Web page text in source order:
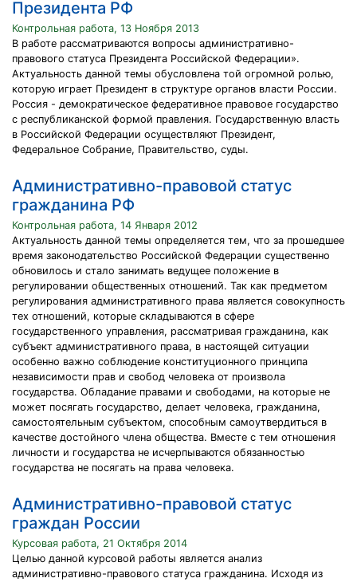
Президента РФ
Контрольная работа, 13 Ноября 2013
В работе рассматриваются вопросы административно-
правового статуса Президента Российской Федерации».
Актуальность данной темы обусловлена той огромной ролью,
которую играет Президент в структуре органов власти России.
Россия - демократическое федеративное правовое государство
с республиканской формой правления. Государственную власть
в Российской Федерации осуществляют Президент,
Федеральное Собрание, Правительство, суды.
Административно-правовой статус
гражданина РФ
Контрольная работа, 14 Января 2012
Актуальность данной темы определяется тем, что за прошедшее
время законодательство Российской Федерации существенно
обновилось и стало занимать ведущее положение в
регулировании общественных отношений. Так как предметом
регулирования административного права является совокупность
тех отношений, которые складываются в сфере
государственного управления, рассматривая гражданина, как
субъект административного права, в настоящей ситуации
особенно важно соблюдение конституционного принципа
независимости прав и свобод человека от произвола
государства. Обладание правами и свободами, на которые не
может посягать государство, делает человека, гражданина,
самостоятельным субъектом, способным самоутвердиться в
качестве достойного члена общества. Вместе с тем отношения
личности и государства не исчерпываются обязанностью
государства не посягать на права человека.
Административно-правовой статус
граждан России
Курсовая работа, 21 Октября 2014
Целью данной курсовой работы является анализ
административно-правового статуса гражданина. Исходя из